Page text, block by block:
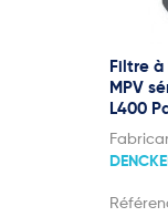
Filtre
MPV
L400